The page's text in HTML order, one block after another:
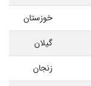
خوزستان
گیلان
زنجان